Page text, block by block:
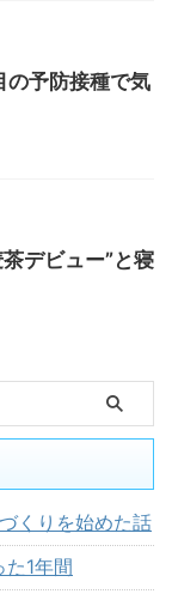
の予防接種で気
デビュー”と寝
くりを始めた話
1年間